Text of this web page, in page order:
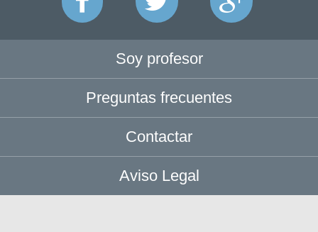
Soy profesor
Preguntas frecuentes
Contactar
Aviso Legal